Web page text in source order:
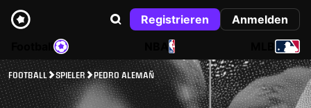
Registrieren
Anmelden
NBA
FOOTBALL SPIELER PEDRO ALEMAÑ